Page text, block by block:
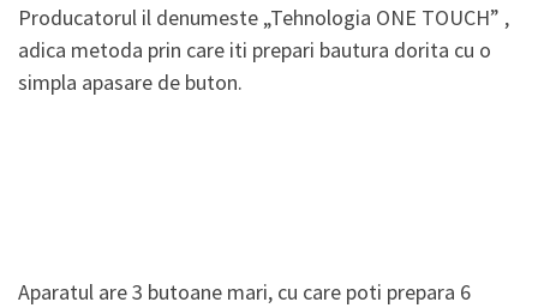
Producatorul il denumeste „Tehnologia ONE TOUCH” ,
adica metoda prin care iti prepari bautura dorita cu o
simpla apasare de buton.
Aparatul are 3 butoane mari, cu care poti prepara 6